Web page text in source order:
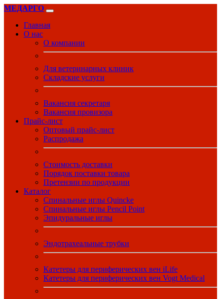
МЕДАРГО
Главная
О нас
О компании
Для ветеринарных клиник
Складские услуги
Вакансия секретаря
Вакансия провизора
Прайс-лист
Оптовый прайс-лист
Распродажа
Стоимость доставки
Порядок поставки товара
Претензии по продукции
Каталог
Спинальные иглы Quincke
Спинальные иглы Pencil Point
Эпидуральные иглы
Эндотрахеальные трубки
Катетеры для периферических вен iLife
Катетеры для периферических вен Vogt Medical